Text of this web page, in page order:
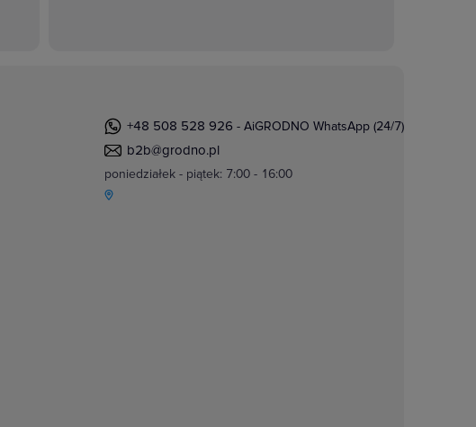
+48 508 528 926 - AiGRODNO WhatsApp (24/7)
b2b@grodno.pl
poniedziałek - piątek: 7:00 - 16:00